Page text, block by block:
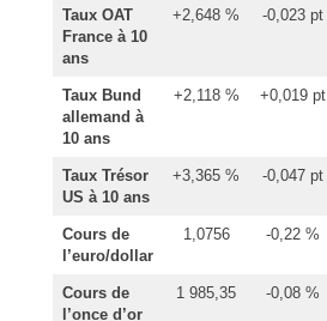
Taux OAT
France à 10
ans
+2,648 % -0,023 pt
Taux Bund
allemand à
10 ans
+2,118 % +0,019 pt
Taux Trésor
US à 10 ans
+3,365 % -0,047 pt
Cours de
l’euro/dollar
1,0756 -0,22 %
Cours de
l’once d’or
1 985,35 -0,08 %